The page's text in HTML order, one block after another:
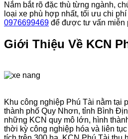
Nắm bắt rõ đặc thù từng ngành,
loại xe phù hợp nhất, tối ưu chi
0976699469 để được tư vấn miễn
Giới Thiệu Về KCN
Khu công nghiệp Phú Tài nằm tại
thành phố Quy Nhơn, tỉnh Bình
những KCN quy mô lớn, hình
thời kỳ công nghiệp hóa và liên